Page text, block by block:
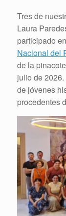
Tres de
Laura
participado
Nacional del
de la
julio de
de jóvenes
procedentes